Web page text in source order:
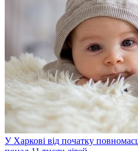
У Харкові від початку